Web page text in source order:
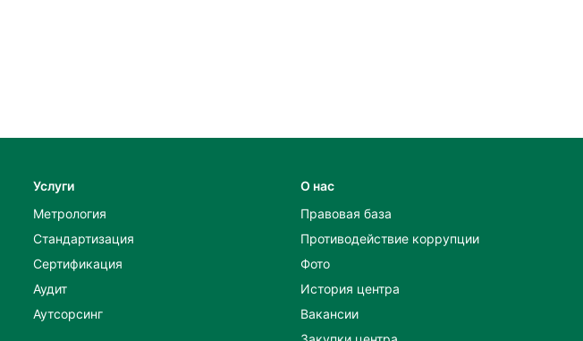
Услуги
Метрология
Стандартизация
Сертификация
Аудит
Аутсорсинг
О нас
Правовая база
Противодействие коррупции
Фото
История центра
Вакансии